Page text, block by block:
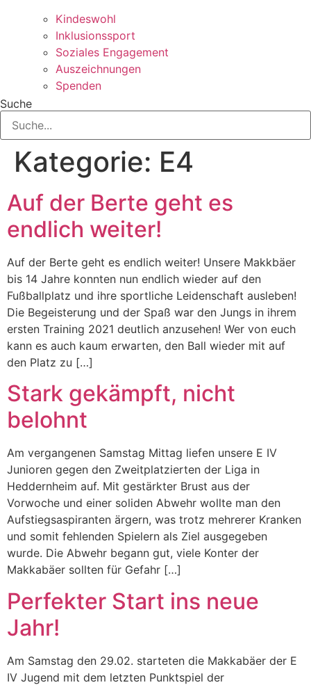
Kindeswohl
Inklusionssport
Soziales Engagement
Auszeichnungen
Spenden
Suche
Kategorie: E4
Auf der Berte geht es
endlich weiter!
Auf der Berte geht es endlich weiter! Unsere Makkbäer
bis 14 Jahre konnten nun endlich wieder auf den
Fußballplatz und ihre sportliche Leidenschaft ausleben!
Die Begeisterung und der Spaß war den Jungs in ihrem
ersten Training 2021 deutlich anzusehen! Wer von euch
kann es auch kaum erwarten, den Ball wieder mit auf
den Platz zu […]
Stark gekämpft, nicht
belohnt
Am vergangenen Samstag Mittag liefen unsere E IV
Junioren gegen den Zweitplatzierten der Liga in
Heddernheim auf. Mit gestärkter Brust aus der
Vorwoche und einer soliden Abwehr wollte man den
Aufstiegsaspiranten ärgern, was trotz mehrerer Kranken
und somit fehlenden Spielern als Ziel ausgegeben
wurde. Die Abwehr begann gut, viele Konter der
Makkabäer sollten für Gefahr […]
Perfekter Start ins neue
Jahr!
Am Samstag den 29.02. starteten die Makkabäer der E
IV Jugend mit dem letzten Punktspiel der